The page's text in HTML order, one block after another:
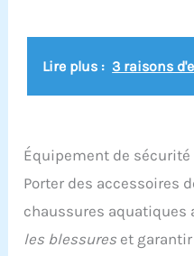
Lire plus : 3 raisons
Équipement de sécurité
Porter des accessoires
chaussures aquatiques
les blessures et